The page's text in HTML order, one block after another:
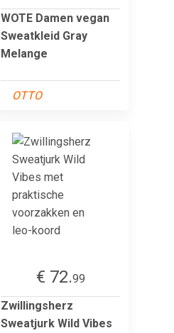
WOTE Damen vegan
Sweatkleid Gray
Melange
OTTO
€ 72.99
Zwillingsherz
Sweatjurk Wild Vibes